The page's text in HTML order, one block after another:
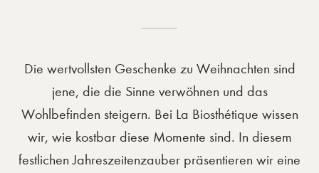
Die wertvollsten Geschenke zu Weihnachten sind
jene, die die Sinne verwöhnen und das
Wohlbefinden steigern. Bei La Biosthétique wissen
wir, wie kostbar diese Momente sind. In diesem
festlichen Jahreszeitenzauber präsentieren wir eine